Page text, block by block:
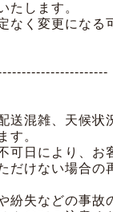
たします。
なく変更になる
送混雑、天候状
す。
可日により、お
だけない場合の
紛失などの事故